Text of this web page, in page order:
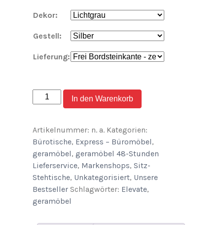
Dekor:
Gestell:
Lieferung:
geramöbel
Sitz-
Schreibtisch
Elevate
Basic
1600x800x730-
1230mm
quantity
In den Warenkorb
Artikelnummer: n. a. Kategorien:
Bürotische, Express – Büromöbel,
geramöbel, geramöbel 48-Stunden
Lieferservice, Markenshops, Sitz-
Stehtische, Unkategorisiert, Unsere
Bestseller Schlagwörter: Elevate,
geramöbel